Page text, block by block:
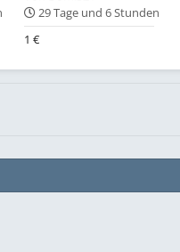
29 Tage und 6 Stunden
1 €